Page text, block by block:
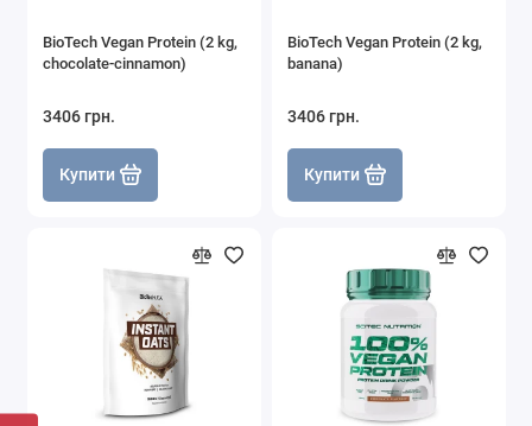
BioTech Vegan Protein (2 kg,
chocolate-cinnamon)
3406 грн.
Купити
BioTech Vegan Protein (2 kg,
banana)
3406 грн.
Купити